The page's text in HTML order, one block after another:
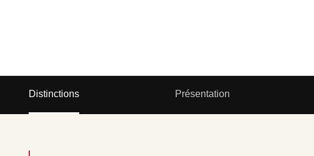
Distinctions Présentation